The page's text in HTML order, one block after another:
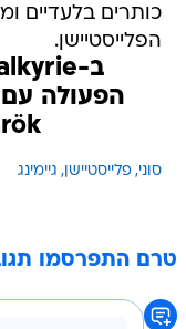
כותרים בלעדיים
הפלייסטיישן.
סוני פלייסטיישן גיימינג
טרם התפרסמו